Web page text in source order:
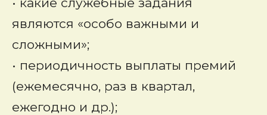
являются «особо важными и
сложными»;
• периодичность выплаты премий
(ежемесячно, раз в квартал,
ежегодно и др.);